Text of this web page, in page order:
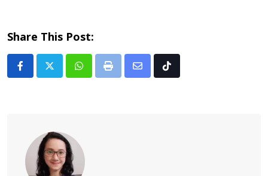
Share This Post:
Whatsapp
Print
Share Tiktok